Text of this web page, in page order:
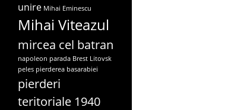
unire Mihai Eminescu
Mihai Viteazul
mircea cel batran
napoleon parada Brest Litovsk
peles pierderea basarabiei
pierderi
teritoriale 1940